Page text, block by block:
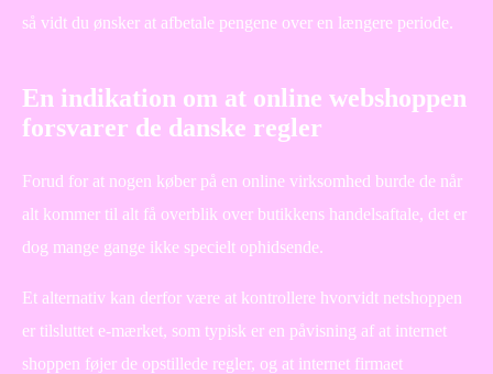
så vidt du ønsker at afbetale pengene over en længere periode.
En indikation om at online webshoppen
forsvarer de danske regler
Forud for at nogen køber på en online virksomhed burde de når
alt kommer til alt få overblik over butikkens handelsaftale, det er
dog mange gange ikke specielt ophidsende.
Et alternativ kan derfor være at kontrollere hvorvidt netshoppen
er tilsluttet e-mærket, som typisk er en påvisning af at internet
shoppen føjer de opstillede regler, og at internet firmaet